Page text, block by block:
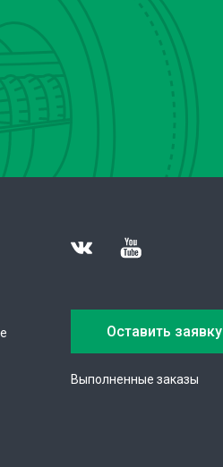
Оставить заявку
Выполненные заказы